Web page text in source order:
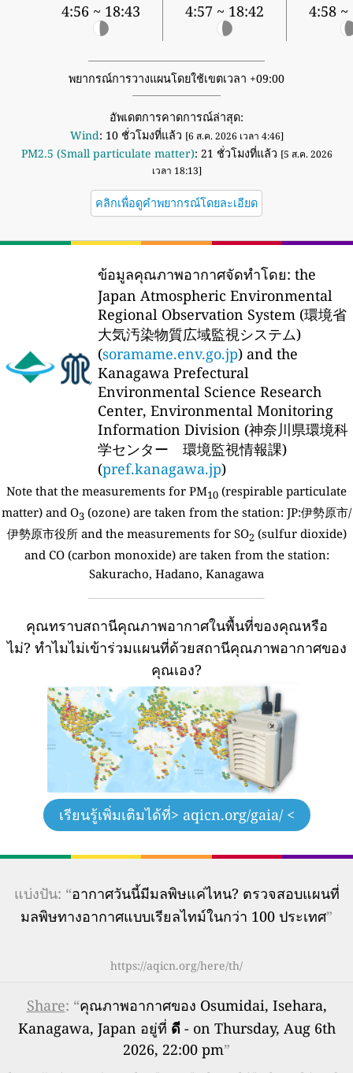
4:56 ~ 18:43 4:57 ~ 18:42 4:58 ~
พยากรณ์การวางแผนโดยใช้เขตเวลา +09:00
อัพเดตการคาดการณ์ล่าสุด:
Wind: 10 ชั่วโมงที่แล้ว [6 ส.ค. 2026 เวลา 4:46]
PM2.5 (Small particulate matter): 21 ชั่วโมงที่แล้ว [5 ส.ค. 2026
เวลา 18:13]
คลิกเพื่อดูคำพยากรณ์โดยละเอียด
ข้อมูลคุณภาพอากาศจัดทำโดย: the
Japan Atmospheric Environmental
Regional Observation System (環境省
大気汚染物質広域監視システム)
(soramame.env.go.jp) and the
Kanagawa Prefectural
Environmental Science Research
Center, Environmental Monitoring
Information Division (神奈川県環境科
学センター 環境監視情報課)
(pref.kanagawa.jp)
Note that the measurements for PM10 (respirable particulate
matter) and O3 (ozone) are taken from the station: JP:伊勢原市/
伊勢原市役所 and the measurements for SO2 (sulfur dioxide)
and CO (carbon monoxide) are taken from the station:
Sakuracho, Hadano, Kanagawa
คุณทราบสถานีคุณภาพอากาศในพื้นที่ของคุณหรือ
ไม่? ทำไมไม่เข้าร่วมแผนที่ด้วยสถานีคุณภาพอากาศของ
คุณเอง?
เรียนรู้เพิ่มเติมได้ที่> aqicn.org/gaia/ <
แบ่งปัน: “อากาศวันนี้มีมลพิษแค่ไหน? ตรวจสอบแผนที่
มลพิษทางอากาศแบบเรียลไทม์ในกว่า 100 ประเทศ”
https://aqicn.org/here/th/
Share: “คุณภาพอากาศของ Osumidai, Isehara,
Kanagawa, Japan อยู่ที่ ดี- on Thursday, Aug 6th
2026, 22:00 pm”